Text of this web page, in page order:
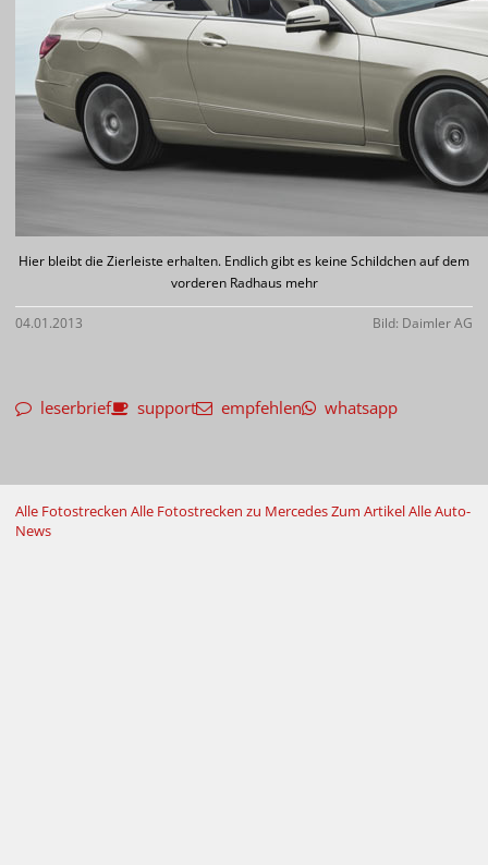
Hier bleibt die Zierleiste erhalten. Endlich gibt es keine Schildchen auf dem
vorderen Radhaus mehr
04.01.2013 Bild: Daimler AG
leserbrief support empfehlen whatsapp
Alle Fotostrecken Alle Fotostrecken zu MercedesZum ArtikelAlle Auto-
News